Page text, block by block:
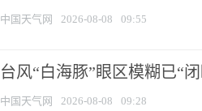
中国天气网 2026-08-08 09:55
台风“白海豚”眼区模糊已“
中国天气网 2026-08-08 09:28